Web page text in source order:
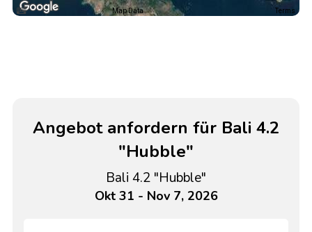
Map Data Terms
Angebot anfordern für Bali 4.2
"Hubble"
Bali 4.2 "Hubble"
Okt 31 - Nov 7, 2026